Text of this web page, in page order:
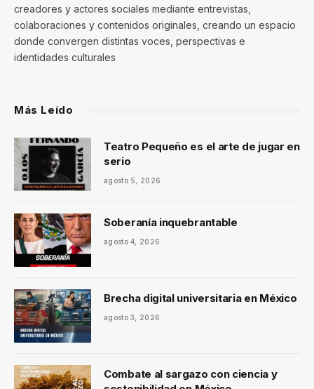
creadores y actores sociales mediante entrevistas,
colaboraciones y contenidos originales, creando un espacio
donde convergen distintas voces, perspectivas e
identidades culturales
Más Leído
Teatro Pequeño es el arte de jugar en
serio
agosto 5, 2026
Soberanía inquebrantable
agosto 4, 2026
Brecha digital universitaria en México
agosto 3, 2026
Combate al sargazo con ciencia y